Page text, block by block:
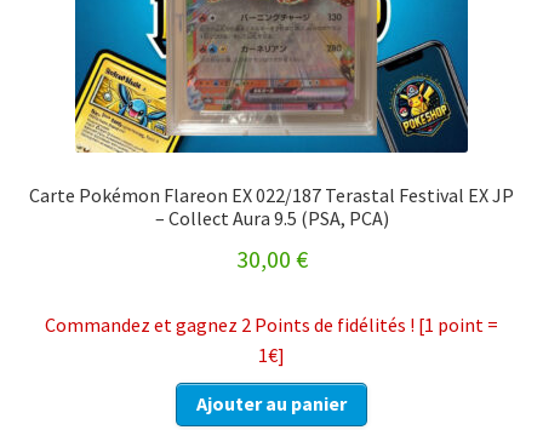
Carte Pokémon Flareon EX 022/187 Terastal Festival EX JP
– Collect Aura 9.5 (PSA, PCA)
30,00 €
Commandez et gagnez 2 Points de fidélités ! [1 point =
1€]
Ajouter au panier